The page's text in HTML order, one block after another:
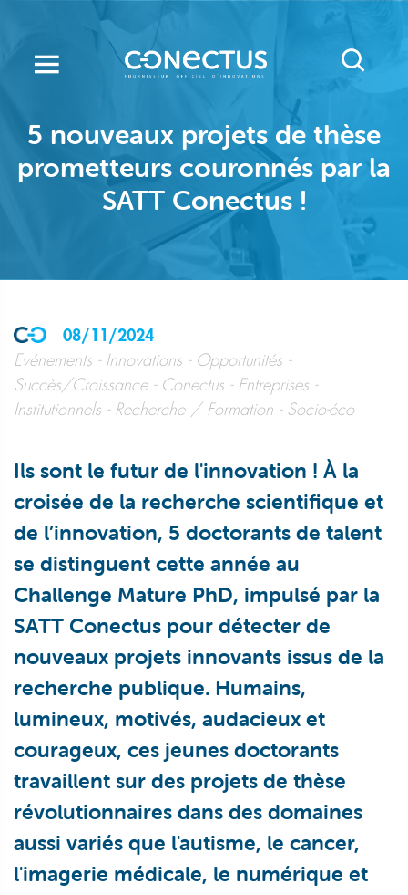
contenu
5 nouveaux projets de thèse
prometteurs couronnés par la
SATT Conectus !
08/11/2024
Evénements
Innovations
Opportunités
Succès/Croissance
Conectus
Entreprises
Institutionnels
Recherche / Formation Socio-éco
Ils sont le futur de l'innovation ! À la
croisée de la recherche scientifique et
de l’innovation, 5 doctorants de talent
se distinguent cette année au
Challenge Mature PhD, impulsé par la
SATT Conectus pour détecter de
nouveaux projets innovants issus de la
recherche publique. Humains,
lumineux, motivés, audacieux et
courageux, ces jeunes doctorants
travaillent sur des projets de thèse
révolutionnaires dans des domaines
aussi variés que l'autisme, le cancer,
l'imagerie médicale, le numérique et